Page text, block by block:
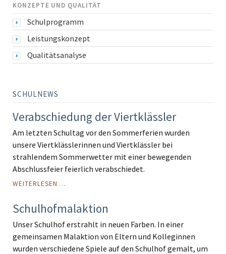
KONZEPTE UND QUALITÄT
Schulprogramm
Leistungskonzept
Qualitätsanalyse
SCHULNEWS
Verabschiedung der Viertklässler
Am letzten Schultag vor den Sommerferien wurden
unsere Viertklässlerinnen und Viertklässler bei
strahlendem Sommerwetter mit einer bewegenden
Abschlussfeier feierlich verabschiedet.
WEITERLESEN …
VIERTKLÄSSLER
Schulhofmalaktion
Unser Schulhof erstrahlt in neuen Farben. In einer
gemeinsamen Malaktion von Eltern und Kolleginnen
wurden verschiedene Spiele auf den Schulhof gemalt, um